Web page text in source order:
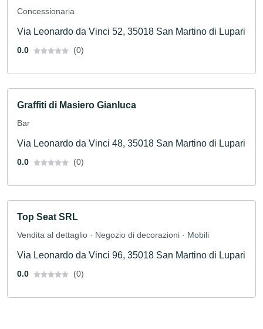
Concessionaria
Via Leonardo da Vinci 52, 35018 San Martino di Lupari
0.0 (0)
Graffiti di Masiero Gianluca
Bar
Via Leonardo da Vinci 48, 35018 San Martino di Lupari
0.0 (0)
Top Seat SRL
Vendita al dettaglio · Negozio di decorazioni · Mobili
Via Leonardo da Vinci 96, 35018 San Martino di Lupari
0.0 (0)